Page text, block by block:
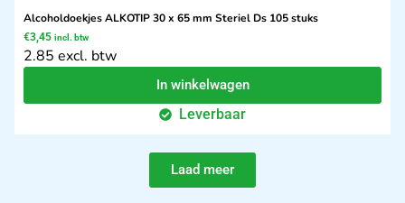
Alcoholdoekjes ALKOTIP 30 x 65 mm Steriel Ds 105 stuks
€3,45 incl. btw
2.85 excl. btw
In winkelwagen
Leverbaar
Laad meer